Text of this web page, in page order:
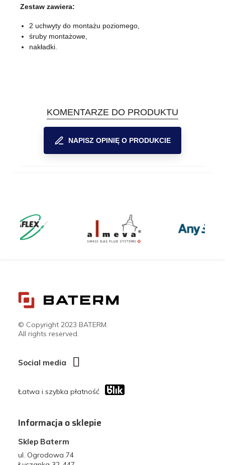
Zestaw zawiera:
2 uchwyty do montażu poziomego,
śruby montażowe,
nakładki.
KOMENTARZE DO PRODUKTU
NAPISZ OPINIĘ O PRODUKCIE
© Copyright 2023 BATERM.
All rights reserved.
Social media
Łatwa i szybka płatność
Informacja o sklepie
Sklep Baterm
ul. Ogrodowa 74